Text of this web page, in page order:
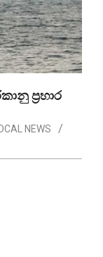
ප්‍රහාර
NEWS